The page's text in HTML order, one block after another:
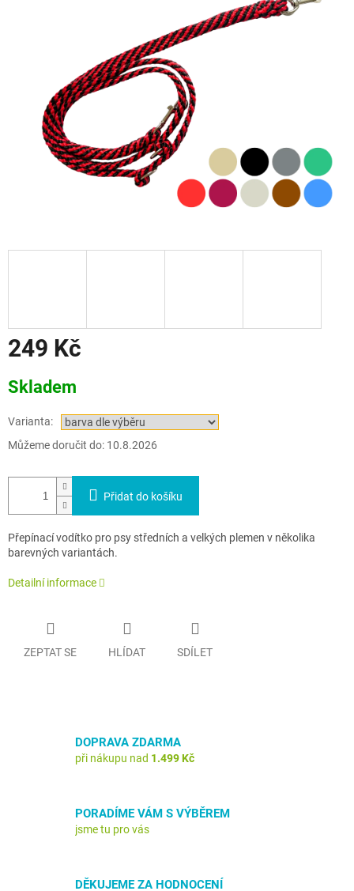
249 Kč
cena:
Skladem
Varianta:
Můžeme doručit do: 10.8.2026
Přidat do košíku
Přepínací vodítko pro psy středních a velkých plemen v několika
barevných variantách.
Detailní informace
ZEPTAT SE HLÍDAT SDÍLET
DOPRAVA ZDARMA
při nákupu nad 1.499 Kč
PORADÍME VÁM S VÝBĚREM
jsme tu pro vás
DĚKUJEME ZA HODNOCENÍ